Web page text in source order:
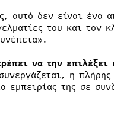
αυτό δεν είναι ένα
του και τον
να την επιλέξει
η
εμπειρίας της σε